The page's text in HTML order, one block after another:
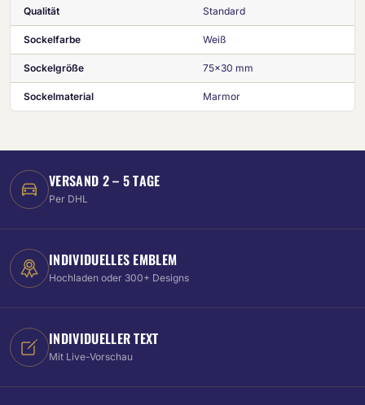
Qualität Standard
Sockelfarbe Weiß
Sockelgröße 75x30 mm
Sockelmaterial Marmor
VERSAND 2 – 5 TAGE
Per DHL
INDIVIDUELLES EMBLEM
Hochladen oder 300+ Designs
INDIVIDUELLER TEXT
Mit Live-Vorschau